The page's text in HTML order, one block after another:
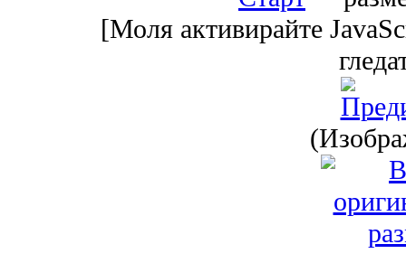
[Моля активирайте